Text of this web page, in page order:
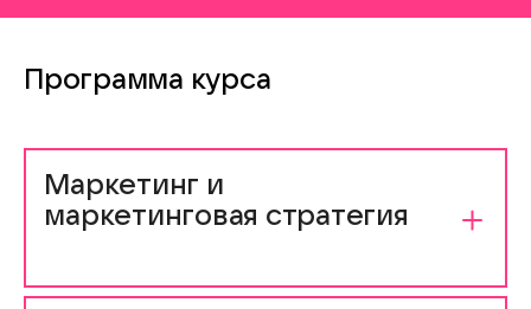
Программа курса
Маркетинг и
маркетинговая стратегия
Вы узнаете, как определиться с собственными